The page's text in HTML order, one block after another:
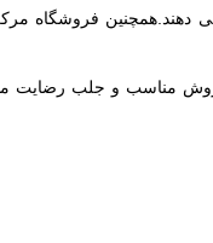
فروشگاه
فروش مناسب و جلب